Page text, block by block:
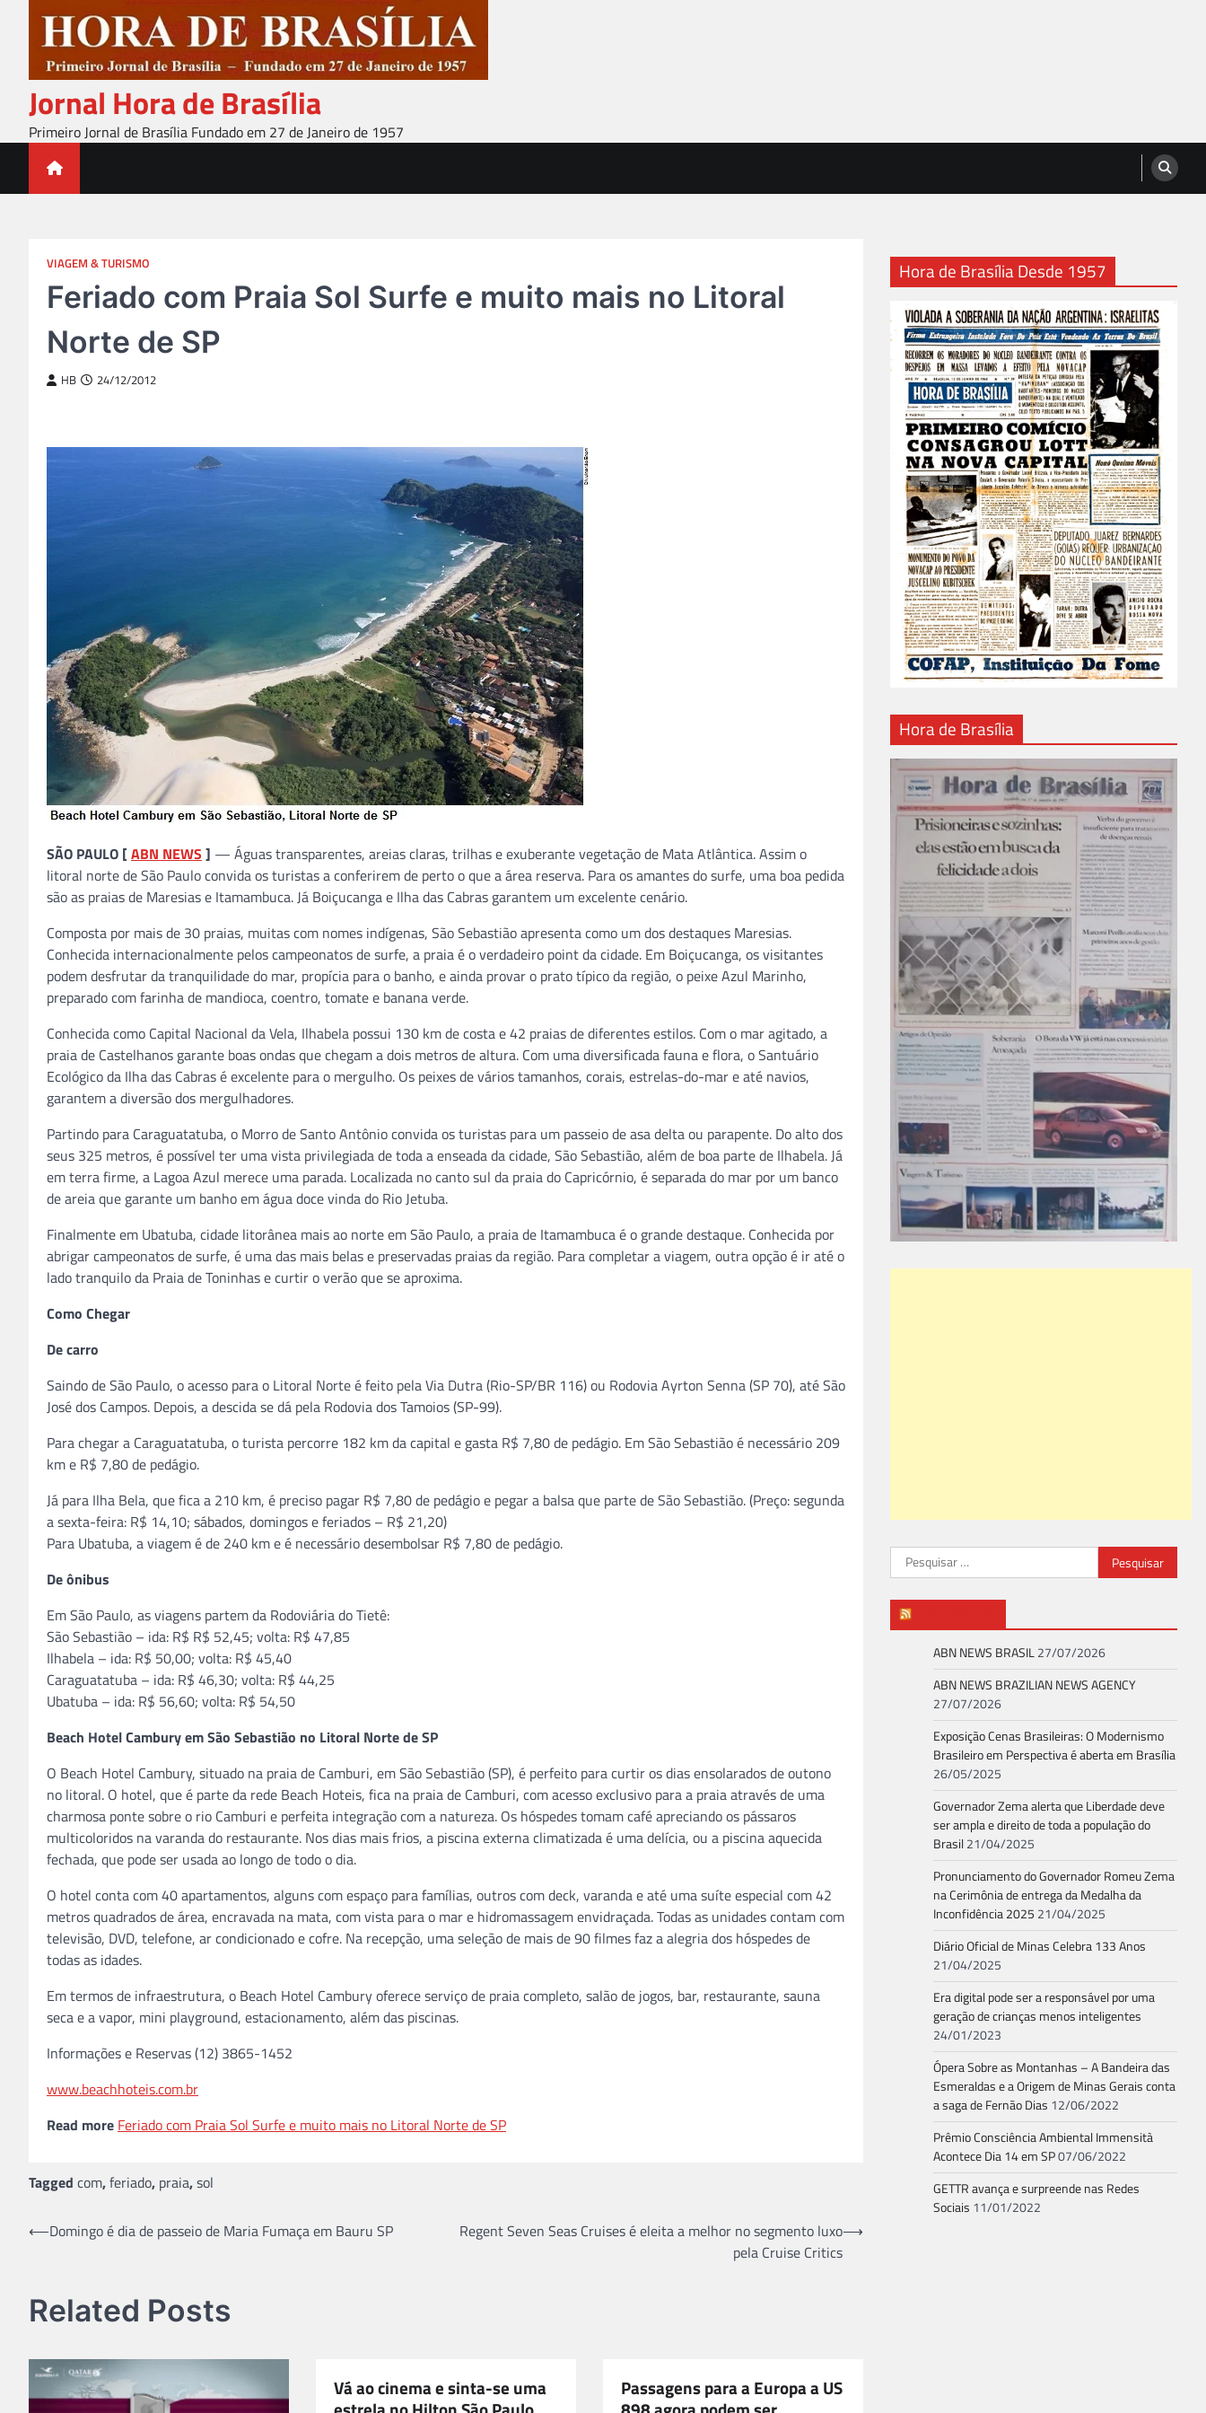
content
Jornal Hora de Brasília
Primeiro Jornal de Brasília Fundado em 27 de Janeiro de 1957
VIAGEM & TURISMO
Feriado com Praia Sol Surfe e muito mais no Litoral
Norte de SP
HB 24/12/2012
SÃO PAULO [ABN NEWS ] — Águas transparentes, areias claras, trilhas e exuberante vegetação de Mata Atlântica. Assim o
litoral norte de São Paulo convida os turistas a conferirem de perto o que a área reserva. Para os amantes do surfe, uma boa pedida
são as praias de Maresias e Itamambuca. Já Boiçucanga e Ilha das Cabras garantem um excelente cenário.
Composta por mais de 30 praias, muitas com nomes indígenas, São Sebastião apresenta como um dos destaques Maresias.
Conhecida internacionalmente pelos campeonatos de surfe, a praia é o verdadeiro point da cidade. Em Boiçucanga, os visitantes
podem desfrutar da tranquilidade do mar, propícia para o banho, e ainda provar o prato típico da região, o peixe Azul Marinho,
preparado com farinha de mandioca, coentro, tomate e banana verde.
Conhecida como Capital Nacional da Vela, Ilhabela possui 130 km de costa e 42 praias de diferentes estilos. Com o mar agitado, a
praia de Castelhanos garante boas ondas que chegam a dois metros de altura. Com uma diversificada fauna e flora, o Santuário
Ecológico da Ilha das Cabras é excelente para o mergulho. Os peixes de vários tamanhos, corais, estrelas-do-mar e até navios,
garantem a diversão dos mergulhadores.
Partindo para Caraguatatuba, o Morro de Santo Antônio convida os turistas para um passeio de asa delta ou parapente. Do alto dos
seus 325 metros, é possível ter uma vista privilegiada de toda a enseada da cidade, São Sebastião, além de boa parte de Ilhabela. Já
em terra firme, a Lagoa Azul merece uma parada. Localizada no canto sul da praia do Capricórnio, é separada do mar por um banco
de areia que garante um banho em água doce vinda do Rio Jetuba.
Finalmente em Ubatuba, cidade litorânea mais ao norte em São Paulo, a praia de Itamambuca é o grande destaque. Conhecida por
abrigar campeonatos de surfe, é uma das mais belas e preservadas praias da região. Para completar a viagem, outra opção é ir até o
lado tranquilo da Praia de Toninhas e curtir o verão que se aproxima.
Como Chegar
De carro
Saindo de São Paulo, o acesso para o Litoral Norte é feito pela Via Dutra (Rio-SP/BR 116) ou Rodovia Ayrton Senna (SP 70), até São
José dos Campos. Depois, a descida se dá pela Rodovia dos Tamoios (SP-99).
Para chegar a Caraguatatuba, o turista percorre 182 km da capital e gasta R$ 7,80 de pedágio. Em São Sebastião é necessário 209
km e R$ 7,80 de pedágio.
Já para Ilha Bela, que fica a 210 km, é preciso pagar R$ 7,80 de pedágio e pegar a balsa que parte de São Sebastião. (Preço: segunda
a sexta-feira: R$ 14,10; sábados, domingos e feriados – R$ 21,20)
Para Ubatuba, a viagem é de 240 km e é necessário desembolsar R$ 7,80 de pedágio.
De ônibus
Em São Paulo, as viagens partem da Rodoviária do Tietê:
São Sebastião – ida: R$ R$ 52,45; volta: R$ 47,85
Ilhabela – ida: R$ 50,00; volta: R$ 45,40
Caraguatatuba – ida: R$ 46,30; volta: R$ 44,25
Ubatuba – ida: R$ 56,60; volta: R$ 54,50
Beach Hotel Cambury em São Sebastião no Litoral Norte de SP
O Beach Hotel Cambury, situado na praia de Camburi, em São Sebastião (SP), é perfeito para curtir os dias ensolarados de outono
no litoral. O hotel, que é parte da rede Beach Hoteis, fica na praia de Camburi, com acesso exclusivo para a praia através de uma
charmosa ponte sobre o rio Camburi e perfeita integração com a natureza. Os hóspedes tomam café apreciando os pássaros
multicoloridos na varanda do restaurante. Nos dias mais frios, a piscina externa climatizada é uma delícia, ou a piscina aquecida
fechada, que pode ser usada ao longo de todo o dia.
O hotel conta com 40 apartamentos, alguns com espaço para famílias, outros com deck, varanda e até uma suíte especial com 42
metros quadrados de área, encravada na mata, com vista para o mar e hidromassagem envidraçada. Todas as unidades contam com
televisão, DVD, telefone, ar condicionado e cofre. Na recepção, uma seleção de mais de 90 filmes faz a alegria dos hóspedes de
todas as idades.
Em termos de infraestrutura, o Beach Hotel Cambury oferece serviço de praia completo, salão de jogos, bar, restaurante, sauna
seca e a vapor, mini playground, estacionamento, além das piscinas.
Informações e Reservas (12) 3865-1452
www.beachhoteis.com.br
Read more Feriado com Praia Sol Surfe e muito mais no Litoral Norte de SP
Tagged com,feriado, praia,sol
Navegação
⟵Domingo é dia de passeio de Maria Fumaça em Bauru SP
Regent Seven Seas Cruises é eleita a melhor no segmento luxo
pela Cruise Critics
⟶
Related Posts
Vá ao cinema e sinta-se uma
Passagens para a Europa a US
Hora de Brasília Desde 1957
Hora de Brasília
Pesquisar
por:
ABN NEWS BRASIL27/07/2026
ABN NEWS BRAZILIAN NEWS AGENCY
27/07/2026
Exposição Cenas Brasileiras: O Modernismo
Brasileiro em Perspectiva é aberta em Brasília
26/05/2025
Governador Zema alerta que Liberdade deve
ser ampla e direito de toda a população do
Brasil21/04/2025
Pronunciamento do Governador Romeu Zema
na Cerimônia de entrega da Medalha da
Inconfidência 2025 21/04/2025
Diário Oficial de Minas Celebra 133 Anos
21/04/2025
Era digital pode ser a responsável por uma
geração de crianças menos inteligentes
24/01/2023
Ópera Sobre as Montanhas – A Bandeira das
Esmeraldas e a Origem de Minas Gerais conta
a saga de Fernão Dias 12/06/2022
Prêmio Consciência Ambiental Immensità
Acontece Dia 14 em SP07/06/2022
GETTR avança e surpreende nas Redes
Sociais 11/01/2022